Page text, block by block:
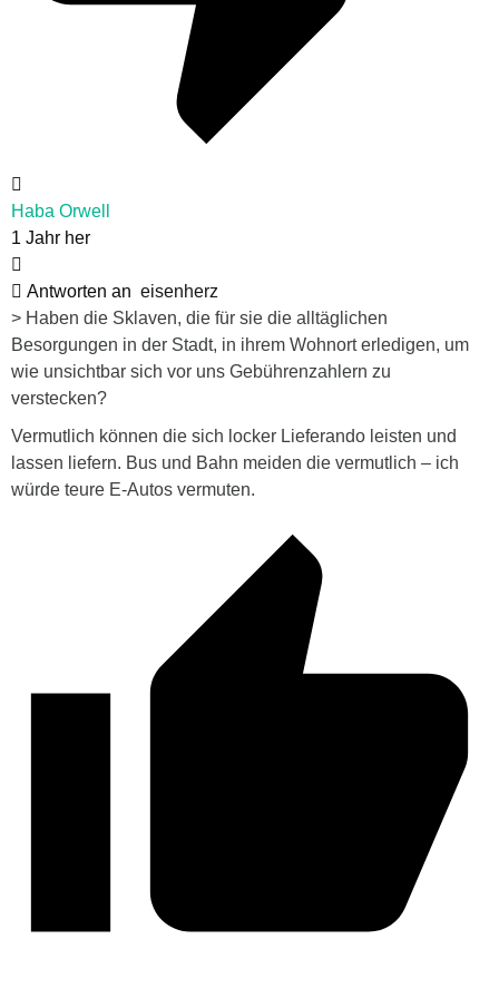
Haba Orwell
1 Jahr her
Antworten an eisenherz
> Haben die Sklaven, die für sie die alltäglichen
Besorgungen in der Stadt, in ihrem Wohnort erledigen, um
wie unsichtbar sich vor uns Gebührenzahlern zu
verstecken?
Vermutlich können die sich locker Lieferando leisten und
lassen liefern. Bus und Bahn meiden die vermutlich – ich
würde teure E-Autos vermuten.